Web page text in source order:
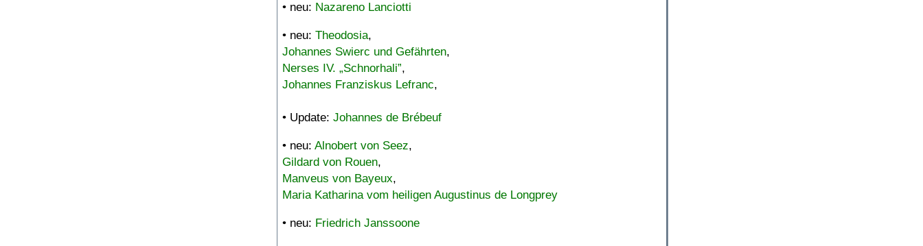
• neu: Nazareno Lanciotti
• neu: Theodosia,
Johannes Swierc und Gefährten,
Nerses IV. „Schnorhali”,
Johannes Franziskus Lefranc,
• Update: Johannes de Brébeuf
• neu: Alnobert von Seez,
Gildard von Rouen,
Manveus von Bayeux,
Maria Katharina vom heiligen Augustinus de Longprey
• neu: Friedrich Janssoone